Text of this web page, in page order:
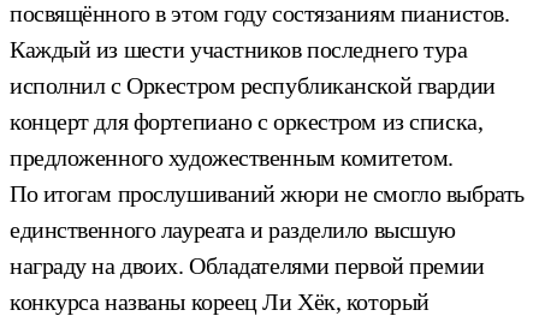
посвящённого в этом году состязаниям пианистов.
Каждый из шести участников последнего тура
исполнил с Оркестром республиканской гвардии
концерт для фортепиано с оркестром из списка,
предложенного художественным комитетом.
По итогам прослушиваний жюри не смогло выбрать
единственного лауреата и разделило высшую
награду на двоих. Обладателями первой премии
конкурса названы кореец Ли Хёк, который